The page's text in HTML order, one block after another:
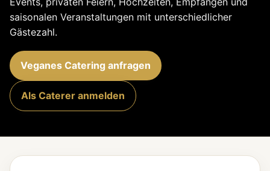
saisonalen Veranstaltungen mit unterschiedlicher
Gästezahl.
Veganes Catering anfragen
Als Caterer anmelden